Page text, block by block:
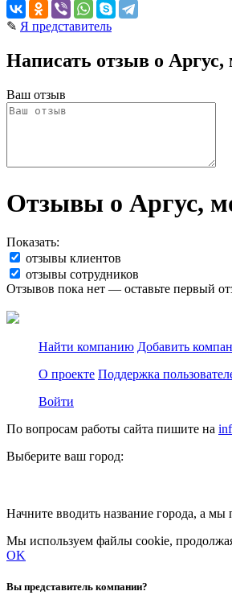
✎ Я представитель
Написать отзыв о
Ваш отзыв
Отзывы о Аргус,
Показать:
отзывы клиентов
отзывы сотрудников
Отзывов пока нет — оставьте первый
Найти компанию Добавить
О проекте Поддержка
Войти
По вопросам работы сайта пишите на
Выберите ваш город:
Начните вводить название города, а мы
Мы используем файлы cookie,
OK
Вы представитель компании?